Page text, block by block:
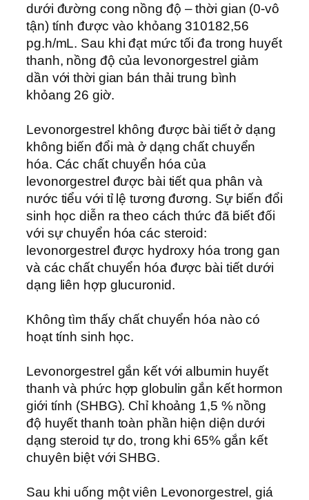
dưới đường cong nồng độ – thời gian (0-vô
tận) tính được vào khỏang 310182,56
pg.h/mL. Sau khi đạt mức tối đa trong huyết
thanh, nồng độ của levonorgestrel giảm
dần với thời gian bán thải trung bình
khỏang 26 giờ.
Levonorgestrel không được bài tiết ở dạng
không biến đổi mà ở dạng chất chuyển
hóa. Các chất chuyển hóa của
levonorgestrel được bài tiết qua phân và
nước tiểu với tỉ lệ tương đương. Sự biến đổi
sinh học diễn ra theo cách thức đã biết đối
với sự chuyển hóa các steroid:
levonorgestrel được hydroxy hóa trong gan
và các chất chuyển hóa được bài tiết dưới
dạng liên hợp glucuronid.
Không tìm thấy chất chuyển hóa nào có
hoạt tính sinh học.
Levonorgestrel gắn kết với albumin huyết
thanh và phức hợp globulin gắn kết hormon
giới tính (SHBG). Chỉ khoảng 1,5 % nồng
độ huyết thanh toàn phần hiện diện dưới
dạng steroid tự do, trong khi 65% gắn kết
chuyên biệt với SHBG.
Sau khi uống một viên Levonorgestrel, giá